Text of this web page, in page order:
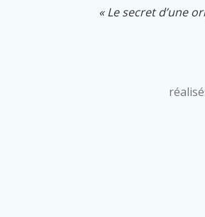
« Le secret d’une